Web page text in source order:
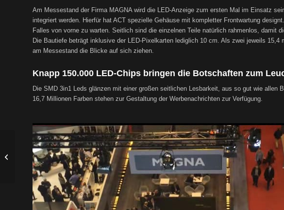
Am Messestand der Firma MAGNA wird die LED-Anzeige zum ersten Mal im Einsatz
integriert werden. Hierfür hat ACT spezielle Gehäuse mit kompletter Frontwartung
Falles von vorne zu warten. Seitlich sind die einzelnen Teile natürlich rahmenlos, damit
Die Bautiefe beträgt inklusive der LED-Pixelkarten lediglich 10 cm. Als zwei jeweils
am Messestand die Blicke auf sich ziehen.
Knapp 150.000 LED-Chips bringen die Botschaften zum
Die SMD 3in1 Leds glänzen mit einer großen seitlichen Lesbarkeit, aus so gut wie allen
16,7 Millionen Farben stehen zur Gestaltung der Werbenachrichten zur Verfügung.
Zweiseitige Outdoor
LED-Videowall in
Fischamend